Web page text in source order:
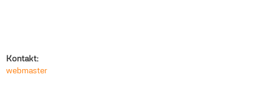
Kontakt:
webmaster